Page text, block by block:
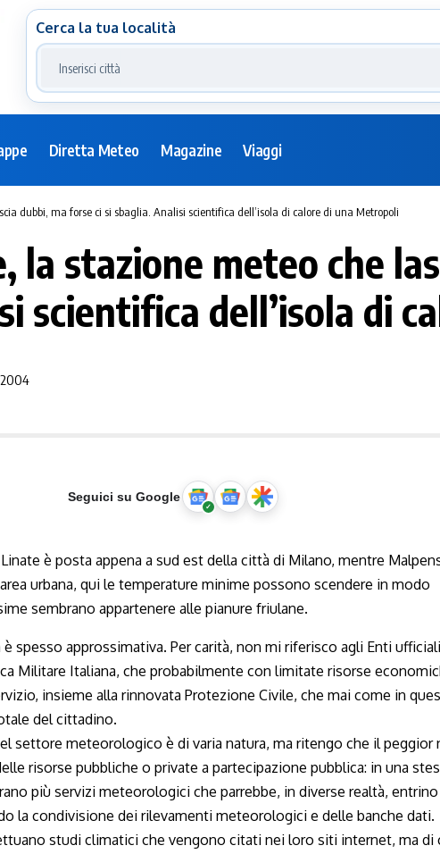
Cerca la tua località
Diretta Meteo Magazine Viaggi
dubbi, ma forse ci si sbaglia. Analisi scientifica dell’isola di calore di una Metropoli
la stazione meteo che
scientifica dell’isola di
2004
Seguici su Google
spesso approssimativa. Per carità, non mi riferisco agli Enti
Militare Italiana, che probabilmente con limitate risorse
insieme alla rinnovata Protezione Civile, che mai come in
del cittadino.
settore meteorologico è di varia natura, ma ritengo che il peggior
risorse pubbliche o private a partecipazione pubblica: in una
più servizi meteorologici che parrebbe, in diverse realtà,
la condivisione dei rilevamenti meteorologici e delle banche dati.
studi climatici che vengono citati nei loro siti internet, ma di